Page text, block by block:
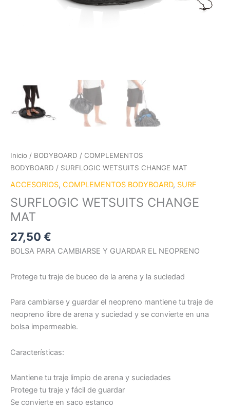
Inicio / BODYBOARD / COMPLEMENTOS
BODYBOARD / SURFLOGIC WETSUITS CHANGE MAT
ACCESORIOS, COMPLEMENTOS BODYBOARD, SURF
SURFLOGIC WETSUITS CHANGE
MAT
27,50 €
BOLSA PARA CAMBIARSE Y GUARDAR EL NEOPRENO
Protege tu traje de buceo de la arena y la suciedad
Para cambiarse y guardar el neopreno mantiene tu traje de
neopreno libre de arena y suciedad y se convierte en una
bolsa impermeable.
Características:
Mantiene tu traje limpio de arena y suciedades
Protege tu traje y fácil de guardar
Se convierte en saco estanco